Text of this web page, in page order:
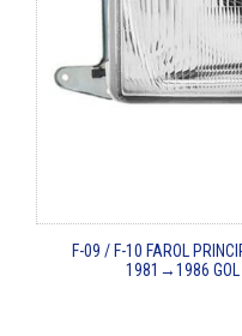
F-09 / F-10 FAROL
1981→1986